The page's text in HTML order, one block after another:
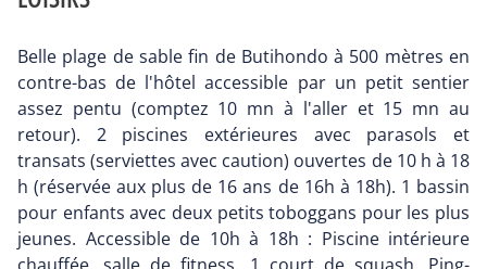
Belle plage de sable fin de Butihondo à 500 mètres en
contre-bas de l'hôtel accessible par un petit sentier
assez pentu (comptez 10 mn à l'aller et 15 mn au
retour). 2 piscines extérieures avec parasols et
transats (serviettes avec caution) ouvertes de 10 h à 18
h (réservée aux plus de 16 ans de 16h à 18h). 1 bassin
pour enfants avec deux petits toboggans pour les plus
jeunes. Accessible de 10h à 18h : Piscine intérieure